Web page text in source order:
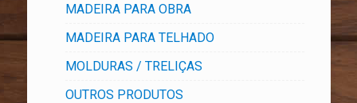
MADEIRA PARA OBRA
MADEIRA PARA TELHADO
MOLDURAS / TRELIÇAS
OUTROS PRODUTOS